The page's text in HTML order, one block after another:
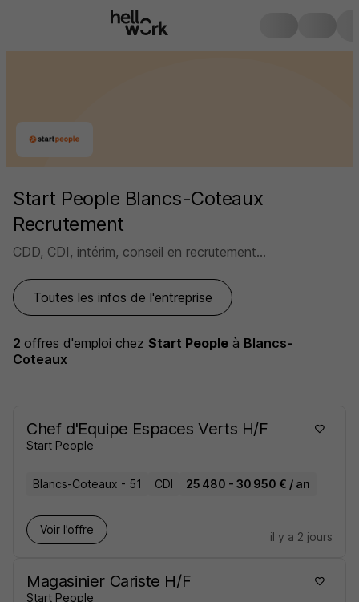
Start People Blancs-Coteaux
Recrutement
CDD, CDI, intérim, conseil en recrutement...
Toutes les infos de l'entreprise
2 offres d'emploi chez Start People à Blancs-
Coteaux
Chef d'Equipe Espaces Verts H/F
Start People
Blancs-Coteaux - 51 CDI 25 480 - 30 950 € / an
Voir l’offre
il y a 2 jours
Magasinier Cariste H/F
Start People